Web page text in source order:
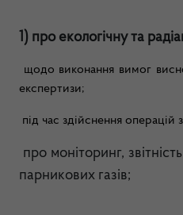
1) про екологічну та
щодо виконання вимог
експертизи;
під час здійснення
про моніторинг,
парникових газів;